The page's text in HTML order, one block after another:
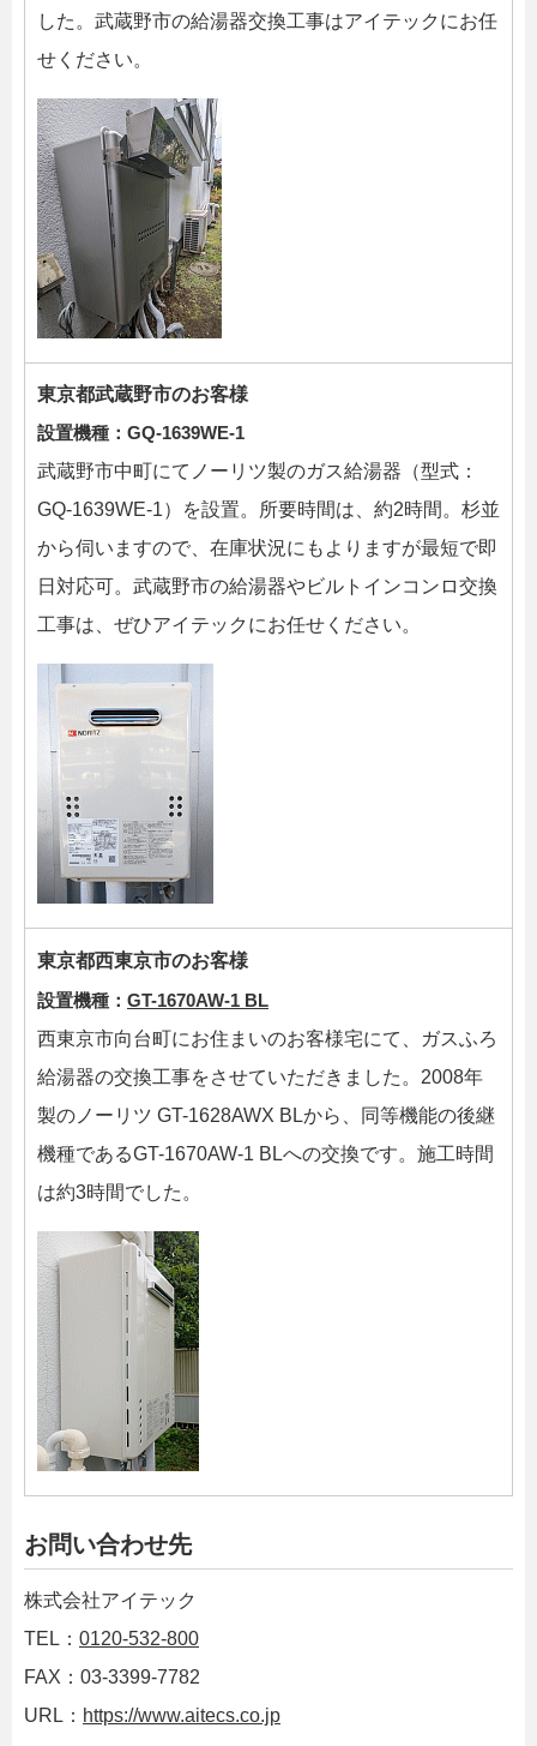
した。武蔵野市の給湯器交換工事はアイテックにお任
せください。
東京都武蔵野市のお客様
設置機種： GQ-1639WE-1
武蔵野市中町にてノーリツ製のガス給湯器（型式：
GQ-1639WE-1）を設置。所要時間は、約2時間。杉並
から伺いますので、在庫状況にもよりますが最短で即
日対応可。武蔵野市の給湯器やビルトインコンロ交換
工事は、ぜひアイテックにお任せください。
東京都西東京市のお客様
設置機種： GT-1670AW-1 BL
西東京市向台町にお住まいのお客様宅にて、ガスふろ
給湯器の交換工事をさせていただきました。2008年
製のノーリツ GT-1628AWX BLから、同等機能の後継
機種であるGT-1670AW-1 BLへの交換です。施工時間
は約3時間でした。
お問い合わせ先
株式会社アイテック
TEL： 0120-532-800
FAX：03-3399-7782
URL： https://www.aitecs.co.jp